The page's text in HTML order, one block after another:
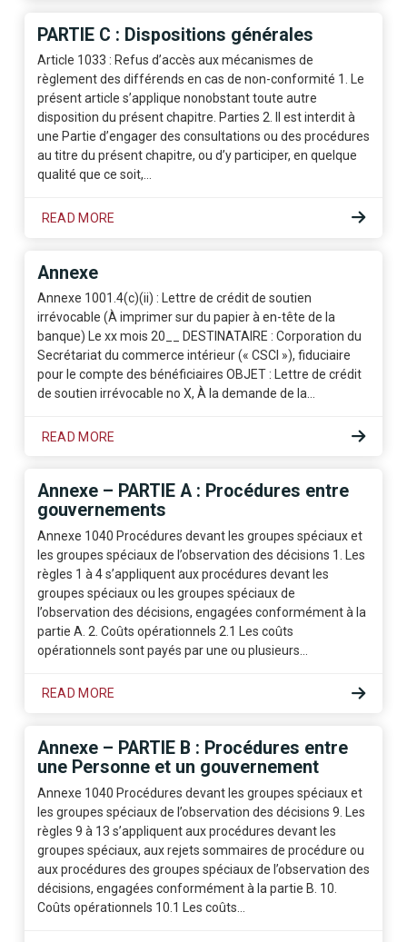
PARTIE C : Dispositions générales
Article 1033 : Refus d’accès aux mécanismes de
règlement des différends en cas de non-conformité 1. Le
présent article s’applique nonobstant toute autre
disposition du présent chapitre. Parties 2. Il est interdit à
une Partie d’engager des consultations ou des procédures
au titre du présent chapitre, ou d’y participer, en quelque
qualité que ce soit,…
READ MORE
Annexe
Annexe 1001.4(c)(ii) : Lettre de crédit de soutien
irrévocable (À imprimer sur du papier à en-tête de la
banque) Le xx mois 20__ DESTINATAIRE : Corporation du
Secrétariat du commerce intérieur (« CSCI »), fiduciaire
pour le compte des bénéficiaires OBJET : Lettre de crédit
de soutien irrévocable no X, À la demande de la…
READ MORE
Annexe – PARTIE A : Procédures entre
gouvernements
Annexe 1040 Procédures devant les groupes spéciaux et
les groupes spéciaux de l’observation des décisions 1. Les
règles 1 à 4 s’appliquent aux procédures devant les
groupes spéciaux ou les groupes spéciaux de
l’observation des décisions, engagées conformément à la
partie A. 2. Coûts opérationnels 2.1 Les coûts
opérationnels sont payés par une ou plusieurs…
READ MORE
Annexe – PARTIE B : Procédures entre
une Personne et un gouvernement
Annexe 1040 Procédures devant les groupes spéciaux et
les groupes spéciaux de l’observation des décisions 9. Les
règles 9 à 13 s’appliquent aux procédures devant les
groupes spéciaux, aux rejets sommaires de procédure ou
aux procédures des groupes spéciaux de l’observation des
décisions, engagées conformément à la partie B. 10.
Coûts opérationnels 10.1 Les coûts…